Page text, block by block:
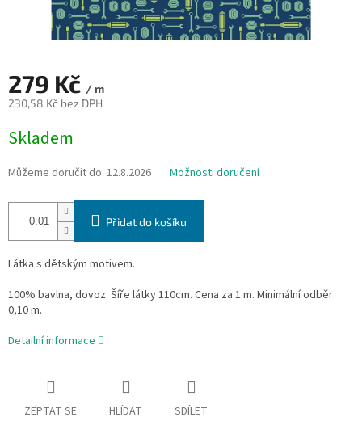
279 Kč / m
230,58 Kč bez DPH
cena:
Skladem
Můžeme doručit do: 12.8.2026 Možnosti doručení
Přidat do košíku
Látka s dětským motivem.
100% bavlna, dovoz. Šíře látky 110cm. Cena za 1 m. Minimální odběr
0,10 m.
Detailní informace
ZEPTAT SE HLÍDAT SDÍLET